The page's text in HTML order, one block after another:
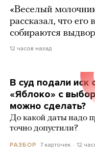
«Веселый
рассказал, что его
собираются
12 часов назад
В суд подали иск
«Яблоко» с
можно сделать?
До какой даты надо
точно допустили?
РАЗБОР 7 карточек 12